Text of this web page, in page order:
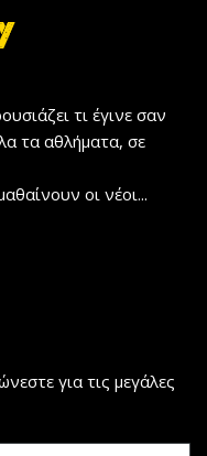
τι έγινε σαν
τα αθλήματα, σε
οι νέοι...
για τις μεγάλες